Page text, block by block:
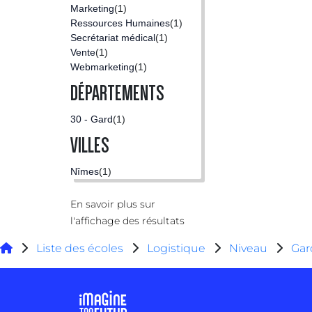
Marketing(1)
Ressources Humaines(1)
Secrétariat médical(1)
Vente(1)
Webmarketing(1)
DÉPARTEMENTS
30 - Gard(1)
VILLES
Nîmes(1)
En savoir plus sur
l'affichage des résultats
Liste des écoles Logistique Niveau